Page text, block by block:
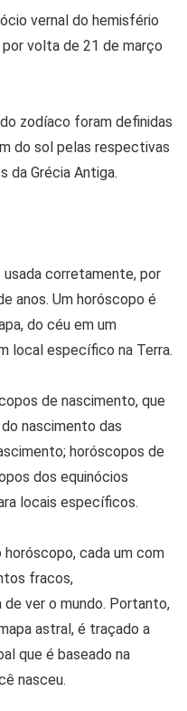
vernal do hemisfério
volta de 21 de março
zodíaco foram definidas
do sol pelas respectivas
da Grécia Antiga.
usada corretamente, por
anos. Um horóscopo é
do céu em um
local específico na Terra.
de nascimento, que
nascimento das
horóscopos de
dos equinócios
locais específicos.
cada um com
fracos,
ver o mundo. Portanto,
astral, é traçado a
que é baseado na
nasceu.